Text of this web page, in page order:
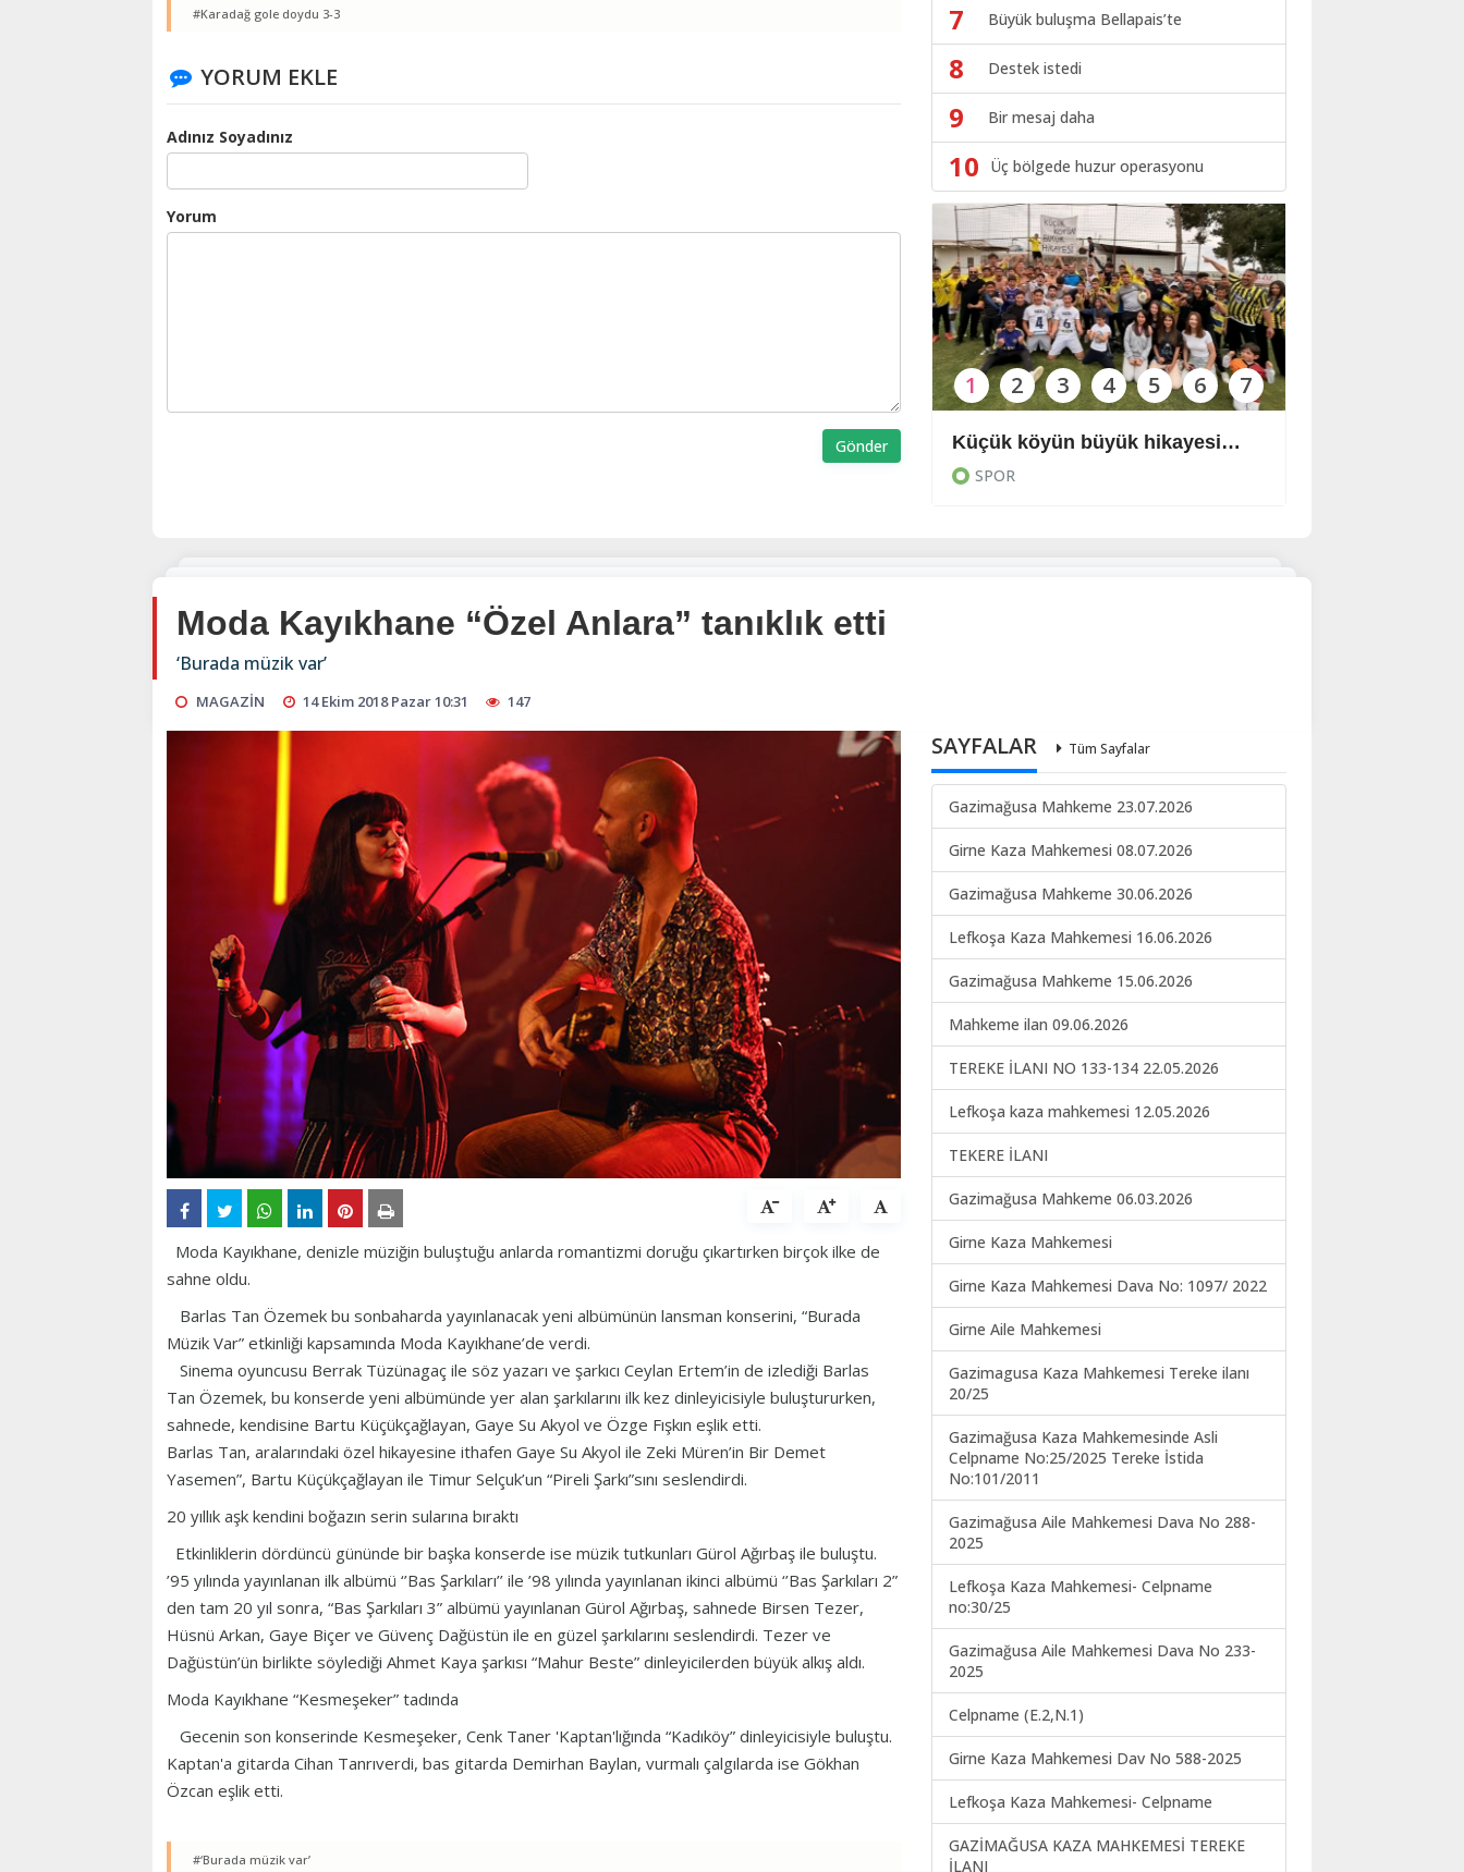
#Karadağ gole doydu 3-3
YORUM EKLE
Adınız Soyadınız
Yorum
Gönder
7 Büyük buluşma Bellapais’te
8 Destek istedi
9 Bir mesaj daha
10 Üç bölgede huzur operasyonu
Küçük köyün büyük hikayesi…
SPOR
1 2 3 4 5 6 7
Moda Kayıkhane “Özel Anlara” tanıklık etti
‘Burada müzik var’
MAGAZİN 14 Ekim 2018 Pazar 10:31 147
Moda Kayıkhane, denizle müziğin buluştuğu anlarda romantizmi doruğu çıkartırken birçok ilke de
sahne oldu.
Barlas Tan Özemek bu sonbaharda yayınlanacak yeni albümünün lansman konserini, “Burada
Müzik Var” etkinliği kapsamında Moda Kayıkhane’de verdi.
Sinema oyuncusu Berrak Tüzünagaç ile söz yazarı ve şarkıcı Ceylan Ertem’in de izlediği Barlas
Tan Özemek, bu konserde yeni albümünde yer alan şarkılarını ilk kez dinleyicisiyle buluştururken,
sahnede, kendisine Bartu Küçükçağlayan, Gaye Su Akyol ve Özge Fışkın eşlik etti.
Barlas Tan, aralarındaki özel hikayesine ithafen Gaye Su Akyol ile Zeki Müren’in Bir Demet
Yasemen”, Bartu Küçükçağlayan ile Timur Selçuk’un “Pireli Şarkı”sını seslendirdi.
20 yıllık aşk kendini boğazın serin sularına bıraktı
Etkinliklerin dördüncü gününde bir başka konserde ise müzik tutkunları Gürol Ağırbaş ile buluştu.
’95 yılında yayınlanan ilk albümü ‘’Bas Şarkıları’’ ile ’98 yılında yayınlanan ikinci albümü ‘’Bas Şarkıları 2”
den tam 20 yıl sonra, “Bas Şarkıları 3” albümü yayınlanan Gürol Ağırbaş, sahnede Birsen Tezer,
Hüsnü Arkan, Gaye Biçer ve Güvenç Dağüstün ile en güzel şarkılarını seslendirdi. Tezer ve
Dağüstün’ün birlikte söylediği Ahmet Kaya şarkısı “Mahur Beste” dinleyicilerden büyük alkış aldı.
Moda Kayıkhane “Kesmeşeker” tadında
Gecenin son konserinde Kesmeşeker, Cenk Taner 'Kaptan'lığında “Kadıköy” dinleyicisiyle buluştu.
Kaptan'a gitarda Cihan Tanrıverdi, bas gitarda Demirhan Baylan, vurmalı çalgılarda ise Gökhan
Özcan eşlik etti.
#‘Burada müzik var’
SAYFALAR Tüm Sayfalar
Gazimağusa Mahkeme 23.07.2026
Girne Kaza Mahkemesi 08.07.2026
Gazimağusa Mahkeme 30.06.2026
Lefkoşa Kaza Mahkemesi 16.06.2026
Gazimağusa Mahkeme 15.06.2026
Mahkeme ilan 09.06.2026
TEREKE İLANI NO 133-134 22.05.2026
Lefkoşa kaza mahkemesi 12.05.2026
TEKERE İLANI
Gazimağusa Mahkeme 06.03.2026
Girne Kaza Mahkemesi
Girne Kaza Mahkemesi Dava No: 1097/ 2022
Girne Aile Mahkemesi
Gazimagusa Kaza Mahkemesi Tereke ilanı
20/25
Gazimağusa Kaza Mahkemesinde Asli
Celpname No:25/2025 Tereke İstida
No:101/2011
Gazimağusa Aile Mahkemesi Dava No 288-
2025
Lefkoşa Kaza Mahkemesi- Celpname
no:30/25
Gazimağusa Aile Mahkemesi Dava No 233-
2025
Celpname (E.2,N.1)
Girne Kaza Mahkemesi Dav No 588-2025
Lefkoşa Kaza Mahkemesi- Celpname
GAZİMAĞUSA KAZA MAHKEMESİ TEREKE
İLANI